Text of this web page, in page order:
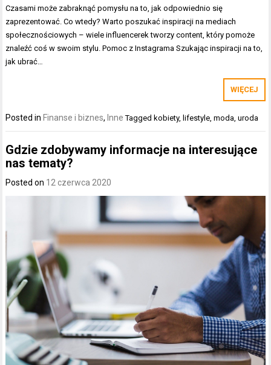
Czasami może zabraknąć pomysłu na to, jak odpowiednio się
zaprezentować. Co wtedy? Warto poszukać inspiracji na mediach
społecznościowych – wiele influencerek tworzy content, który pomoże
znaleźć coś w swoim stylu. Pomoc z Instagrama Szukając inspiracji na to,
jak ubrać…
WIĘCEJ
Posted in Finanse i biznes, Inne Tagged kobiety, lifestyle ,moda ,uroda
Gdzie zdobywamy informacje na interesujące
nas tematy?
Posted on 12 czerwca 2020